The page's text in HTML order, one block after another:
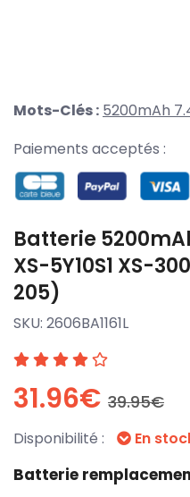
Mots-Clés : 5200mAh
Paiements acceptés :
Batterie
XS-5Y10S1 XS-
205)
SKU: 2606BA1161L
31.96€ 39.95€
Disponibilité : En
Batterie